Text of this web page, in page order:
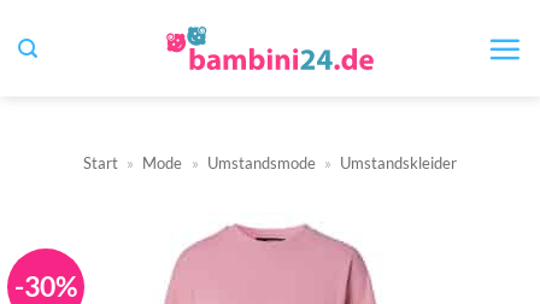
Inhalt
Start » Mode » Umstandsmode » Umstandskleider
-30%